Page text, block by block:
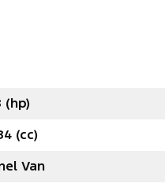
(hp)
(cc)
Van